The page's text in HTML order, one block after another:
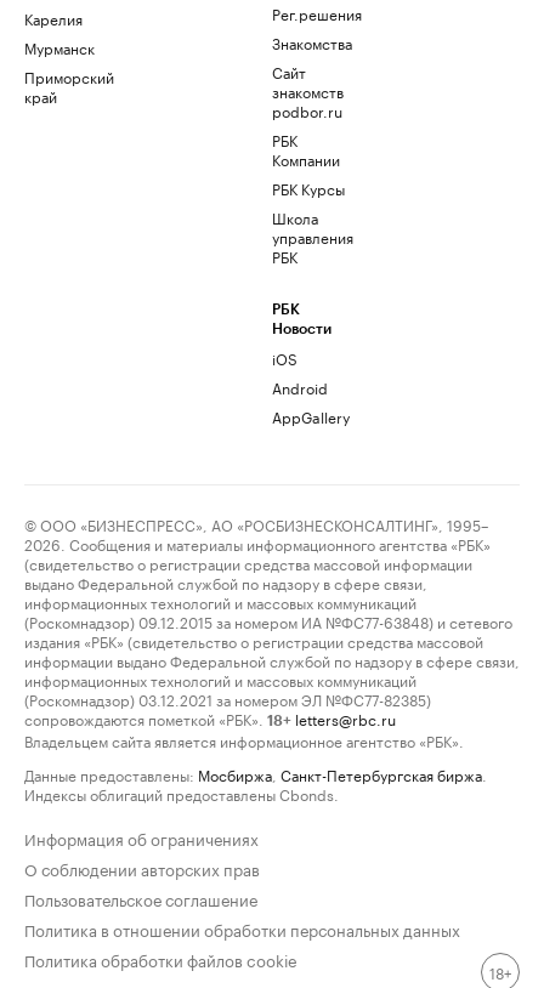
Карелия
Мурманск
Приморский
край
Рег.решения
Знакомства
Сайт
знакомств
podbor.ru
РБК
Компании
РБК Курсы
Школа
управления
РБК
РБК
Новости
iOS
Android
AppGallery
© ООО «БИЗНЕСПРЕСС», АО «РОСБИЗНЕСКОНСАЛТИНГ», 1995–
2026. Сообщения и материалы информационного агентства «РБК»
(свидетельство о регистрации средства массовой информации
выдано Федеральной службой по надзору в сфере связи,
информационных технологий и массовых коммуникаций
(Роскомнадзор) 09.12.2015 за номером ИА №ФС77-63848) и сетевого
издания «РБК» (свидетельство о регистрации средства массовой
информации выдано Федеральной службой по надзору в сфере связи,
информационных технологий и массовых коммуникаций
(Роскомнадзор) 03.12.2021 за номером ЭЛ №ФС77-82385)
сопровождаются пометкой «РБК».
18+ letters@rbc.ru
Владельцем сайта является информационное агентство «РБК».
Данные предоставлены: Мосбиржа Санкт-Петербургская биржа
Индексы облигаций предоставлены Cbonds.
Информация об ограничениях
О соблюдении авторских прав
Пользовательское соглашение
Политика в отношении обработки персональных данных
Политика обработки файлов cookie
18+